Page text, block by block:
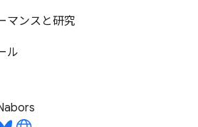
マンスと研究
ル